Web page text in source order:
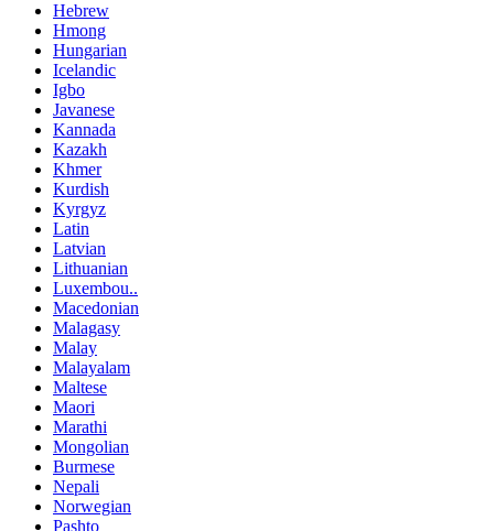
Hebrew
Hmong
Hungarian
Icelandic
Igbo
Javanese
Kannada
Kazakh
Khmer
Kurdish
Kyrgyz
Latin
Latvian
Lithuanian
Luxembou..
Macedonian
Malagasy
Malay
Malayalam
Maltese
Maori
Marathi
Mongolian
Burmese
Nepali
Norwegian
Pashto